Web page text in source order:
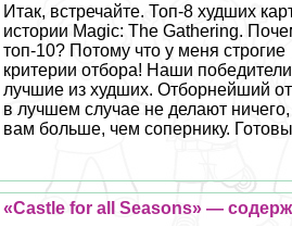
Итак, встречайте. Топ-8 худших
истории Magic: The Gathering.
топ-10? Потому что у меня строгие
критерии отбора! Наши
лучшие из худших. Отборнейший
в лучшем случае не делают
вам больше, чем сопернику.
«Castle for all Seasons» —